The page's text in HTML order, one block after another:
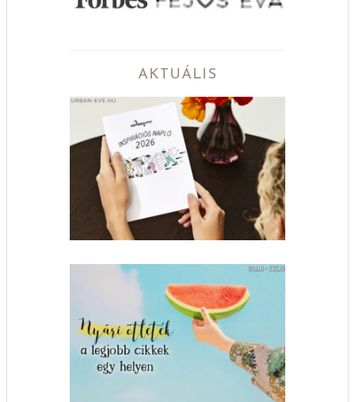
AKTUÁLIS